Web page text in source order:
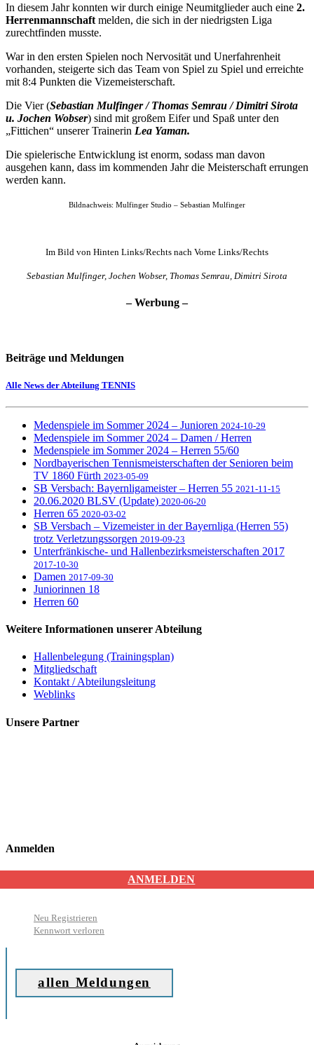
In diesem Jahr konnten wir durch einige Neumitglieder auch eine 2.
Herrenmannschaft melden, die sich in der niedrigsten Liga
zurechtfinden musste.
War in den ersten Spielen noch Nervosität und Unerfahrenheit
vorhanden, steigerte sich das Team von Spiel zu Spiel und erreichte
mit 8:4 Punkten die Vizemeisterschaft.
Die Vier (Sebastian Mulfinger / Thomas Semrau / Dimitri Sirota
u. Jochen Wobser) sind mit großem Eifer und Spaß unter den
„Fittichen“ unserer Trainerin Lea Yaman.
Die spielerische Entwicklung ist enorm, sodass man davon
ausgehen kann, dass im kommenden Jahr die Meisterschaft errungen
werden kann.
Bildnachweis: Mulfinger Studio – Sebastian Mulfinger
Im Bild von Hinten Links/Rechts nach Vorne Links/Rechts
Sebastian Mulfinger, Jochen Wobser, Thomas Semrau, Dimitri Sirota
– Werbung –
Beiträge und Meldungen
Alle News der Abteilung TENNIS
Medenspiele im Sommer 2024 – Junioren 2024-10-29
Medenspiele im Sommer 2024 – Damen / Herren
Medenspiele im Sommer 2024 – Herren 55/60
Nordbayerischen Tennismeisterschaften der Senioren beim
TV 1860 Fürth 2023-05-09
SB Versbach: Bayernligameister – Herren 55 2021-11-15
20.06.2020 BLSV (Update) 2020-06-20
Herren 65 2020-03-02
SB Versbach – Vizemeister in der Bayernliga (Herren 55)
trotz Verletzungssorgen 2019-09-23
Unterfränkische- und Hallenbezirksmeisterschaften 2017
2017-10-30
Damen 2017-09-30
Juniorinnen 18
Herren 60
Weitere Informationen unserer Abteilung
Hallenbelegung (Trainingsplan)
Mitgliedschaft
Kontakt / Abteilungsleitung
Weblinks
Unsere Partner
Anmelden
ANMELDEN
Neu Registrieren
Kennwort verloren
allen Meldungen